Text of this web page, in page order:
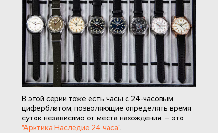
В этой серии тоже есть часы с 24-часовым
циферблатом, позволяющие определять время
суток независимо от места нахождения, – это
"Арктика Наследие 24 часа".